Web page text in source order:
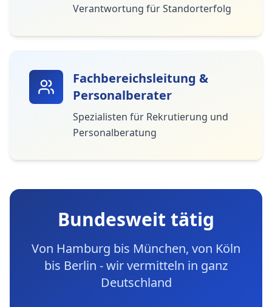
Verantwortung für Standorterfolg
Fachbereichsleitung &
Personalberater
Spezialisten für Rekrutierung und
Personalberatung
Bundesweit tätig
Von Hamburg bis München, von Köln
bis Berlin - wir vermitteln in ganz
Deutschland